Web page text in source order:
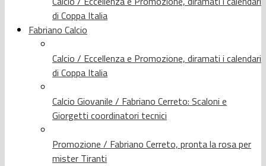
di Coppa Italia
Fabriano Calcio
Calcio / Eccellenza e Promozione, diramati i calendari
di Coppa Italia
Calcio Giovanile / Fabriano Cerreto: Scaloni e
Giorgetti coordinatori tecnici
Promozione / Fabriano Cerreto, pronta la rosa per
mister Tiranti